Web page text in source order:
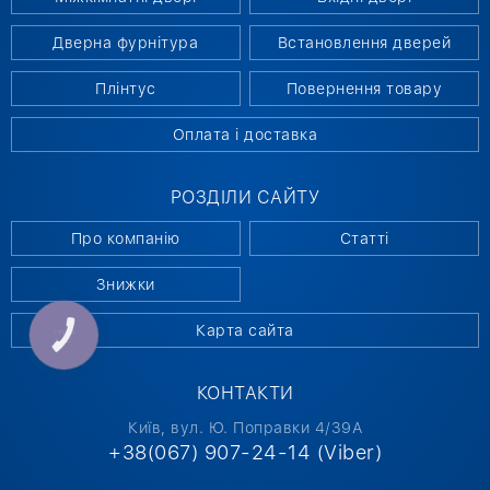
Дверна фурнітура Встановлення дверей
Плінтус Повернення товару
Оплата і доставка
РОЗДІЛИ САЙТУ
Про компанію Статті
Знижки
Карта сайта
КОНТАКТИ
Київ, вул. Ю. Поправки 4/39А
+38(067) 907-24-14 (Viber)
КНОПКА
СВЯЗИ